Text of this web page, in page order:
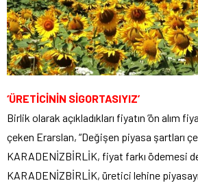
‘ÜRETİCİNİN SİGORTASIYIZ’
Birlik olarak açıkladıkları fiyatın ‘ön alım
çeken Erarslan, “Değişen piyasa şartları
KARADENİZBİRLİK, fiyat farkı ödemesi
KARADENİZBİRLİK, üretici lehine